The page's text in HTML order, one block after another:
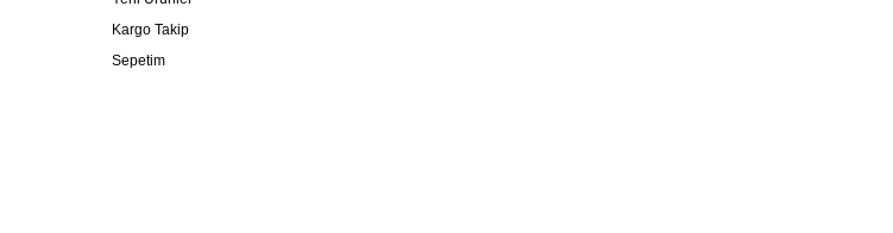
Kargo Takip
Sepetim